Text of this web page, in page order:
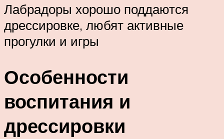
Лабрадоры хорошо поддаются
дрессировке, любят активные
прогулки и игры
Особенности
воспитания и
дрессировки